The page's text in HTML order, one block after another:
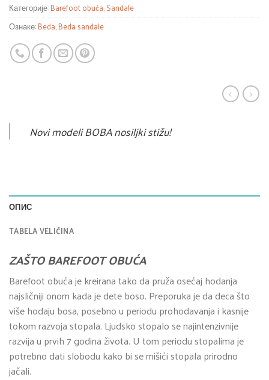
Категорије:Barefoot obuća,Sandale
Ознаке:Beda,Beda sandale
Novi modeli BOBA nosiljki stižu!
ОПИС
TABELA VELIČINA
ZAŠTO BAREFOOT OBUĆA
Barefoot obuća je kreirana tako da pruža osećaj hodanja
najsličniji onom kada je dete boso. Preporuka je da deca što
više hodaju bosa, posebno u periodu prohodavanja i kasnije
tokom razvoja stopala. Ljudsko stopalo se najintenzivnije
razvija u prvih 7 godina života. U tom periodu stopalima je
potrebno dati slobodu kako bi se mišići stopala prirodno
jačali.